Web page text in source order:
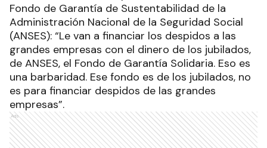
Fondo de Garantía de Sustentabilidad de la
Administración Nacional de la Seguridad Social
(ANSES): “Le van a financiar los despidos a las
grandes empresas con el dinero de los jubilados,
de ANSES, el Fondo de Garantía Solidaria. Eso es
una barbaridad. Ese fondo es de los jubilados, no
es para financiar despidos de las grandes
empresas”.
Ads